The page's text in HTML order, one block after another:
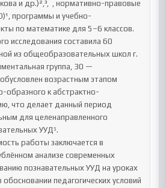
и др.)²,³,  , нормативно-правовые
программы и учебно-
по математике для 5–6 классов.
исследования составила 60
из общеобразовательных школ г.
группа, 30 —
возрастным этапом
образного к абстрактно-
что делает данный период
для целенаправленного
УУД⁵.
работы заключается в
анализе современных
познавательных УУД на уроках
педагогических условий